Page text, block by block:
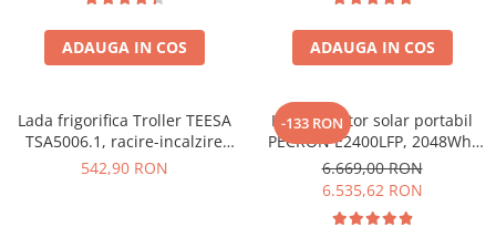
Pana in 1000W
Intre 2000-3000W
Peste 3000W
Cauta dupa marca
ADAUGA IN COS ADAUGA IN COS
Lada frigorifica Troller TEESA
TSA5006.1, racire-incalzire
35L, alimentare bricheta auto
542,90 RON
-133 RON
Kit generator solar portabil
PECRON E2400LFP, 2048Wh,
2400W, 230V, Incarcare super
rapida, LiFePO4, Controler
MPPT dublu, Protectie BMS +
Panou solar 200W
6.669,00 RON
6.535,62 RON